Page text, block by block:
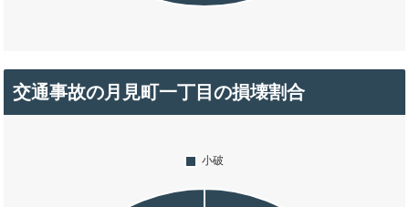
交通事故の月見町一丁目の損壊割合